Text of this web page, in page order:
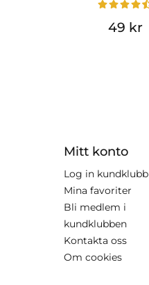
49 kr
Mitt konto
Log in kundklubb
Mina favoriter
Bli medlem i
kundklubben
Kontakta oss
Om cookies